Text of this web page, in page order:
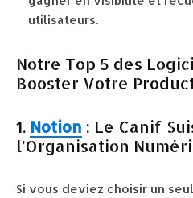
utilisateurs.
Notre Top 5 des
Booster Votre
1. Notion : Le Canif
l’Organisation
Si vous deviez choisir un